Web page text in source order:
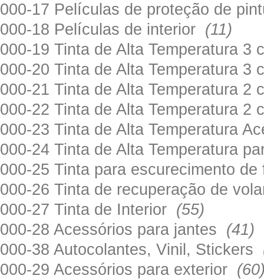
000-17 Películas de proteção de
000-18 Películas de interior (11)
000-19 Tinta de Alta Temperatura
000-20 Tinta de Alta Temperatura
000-21 Tinta de Alta Temperatura
000-22 Tinta de Alta Temperatura
000-23 Tinta de Alta Temperatura
000-24 Tinta de Alta Temperatura
000-25 Tinta para escurecimento
000-26 Tinta de recuperação de
000-27 Tinta de Interior (55)
000-28 Acessórios para jantes (41)
000-38 Autocolantes, Vinil, Stickers
000-29 Acessórios para exterior